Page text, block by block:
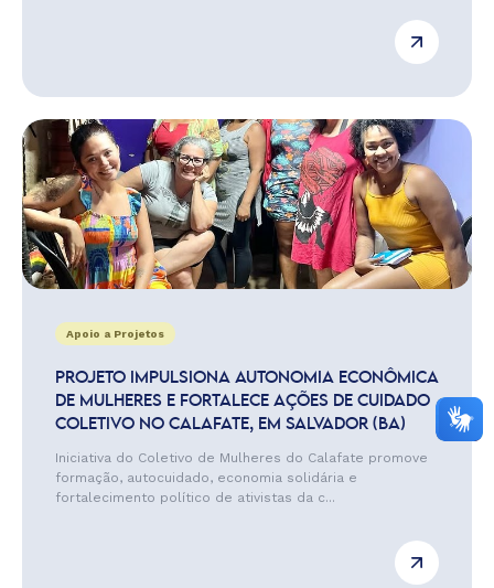
Apoio a Projetos
PROJETO IMPULSIONA AUTONOMIA ECONÔMICA
DE MULHERES E FORTALECE AÇÕES DE CUIDADO
COLETIVO NO CALAFATE, EM SALVADOR (BA)
Iniciativa do Coletivo de Mulheres do Calafate promove
formação, autocuidado, economia solidária e
fortalecimento político de ativistas da c...